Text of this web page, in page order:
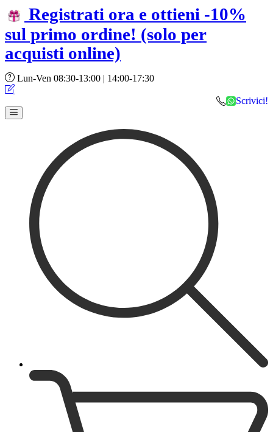
Registrati ora e ottieni -10%
sul primo ordine! (solo per
acquisti online)
Lun-Ven 08:30-13:00 | 14:00-17:30
Scrivici!